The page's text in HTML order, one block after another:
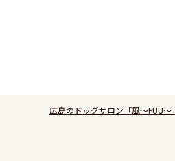
広島のドッグサロン「風～FUU～」